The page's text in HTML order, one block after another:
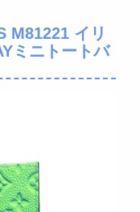
M81221 イリ
ミニトートバ